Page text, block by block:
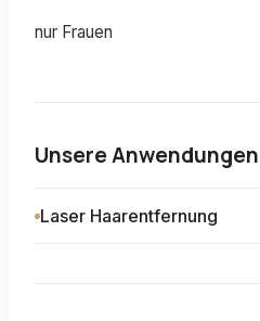
nur Frauen
Unsere Anwendungen
Laser Haarentfernung